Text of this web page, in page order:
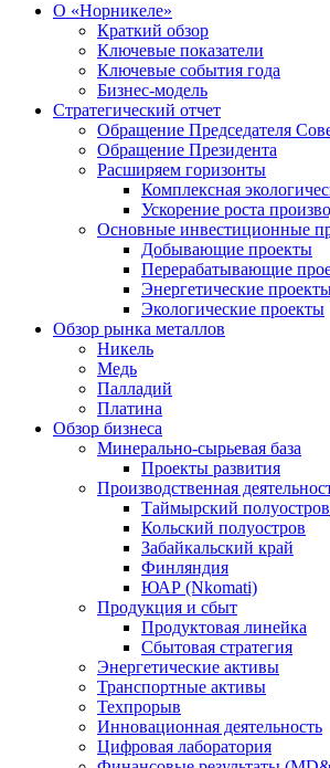
О «Норникеле»
Краткий обзор
Ключевые показатели
Ключевые события года
Бизнес-модель
Стратегический отчет
Обращение Председателя
Обращение Президента
Расширяем горизонты
Комплексная
Ускорение роста
Основные инвестиционные
Добывающие проекты
Перерабатывающие
Энергетические
Экологические проекты
Обзор рынка металлов
Никель
Медь
Палладий
Платина
Обзор бизнеса
Минерально-сырьевая база
Проекты развития
Производственная
Таймырский полуостров
Кольский полуостров
Забайкальский край
Финляндия
ЮАР (Nkomati)
Продукция и сбыт
Продуктовая линейка
Сбытовая стратегия
Энергетические активы
Транспортные активы
Техпрорыв
Инновационная деятельность
Цифровая лаборатория